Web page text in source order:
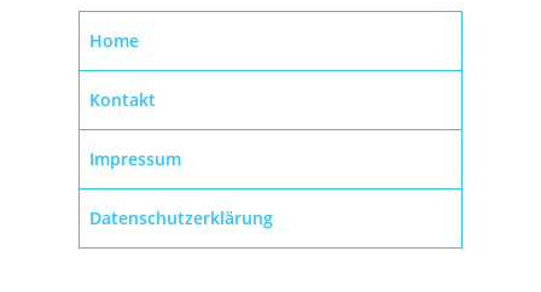
Home
Kontakt
Impressum
Datenschutzerklärung